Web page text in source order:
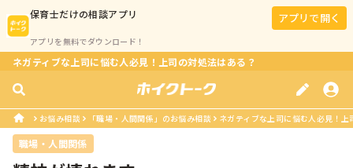
保育士だけの相談アプリ
アプリを無料でダウンロード！
アプリで開く
ネガティブな上司に悩む人必見！上司の対処法はある？
お悩み相談 「職場・人間関係」のお悩み相談 ネガティブな上司に悩む人必見！
職場・人間関係